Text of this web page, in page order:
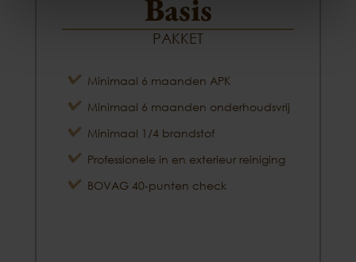
Basis
PAKKET
Minimaal 6 maanden APK
Minimaal 6 maanden onderhoudsvrij
Minimaal 1/4 brandstof
Professionele in en exterieur reiniging
BOVAG 40-punten check